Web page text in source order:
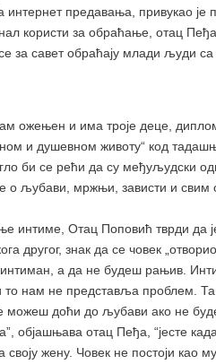
интернет предавања, привукао
користи за обраћање, oтац
за савет обраћају млади људи
ожењен и има троје деце,
и душевном животу“ код
би се рећи да су међуљудски
о љубави, мржњи, зависти и
интиме, Отац Поповић тврди да
другог, знак да се човек
а да не будеш рањив.
нам не представља проблем. Та
можеш доћи до љубави ако не
објашњава oтац Пеђа, “јесте
своју жену. Човек не постоји као